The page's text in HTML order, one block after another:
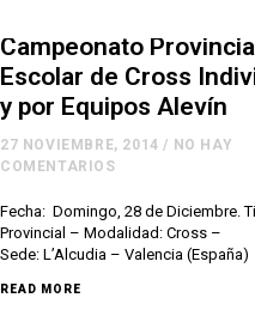
Campeonato
Escolar de Cross
y por Equipos Alevín
27 NOVIEMBRE, 2014 / NO HAY
COMENTARIOS
Fecha: Domingo, 28 de Diciembre.
Provincial – Modalidad: Cross –
Sede: L’Alcudia – Valencia (España)
READ MORE